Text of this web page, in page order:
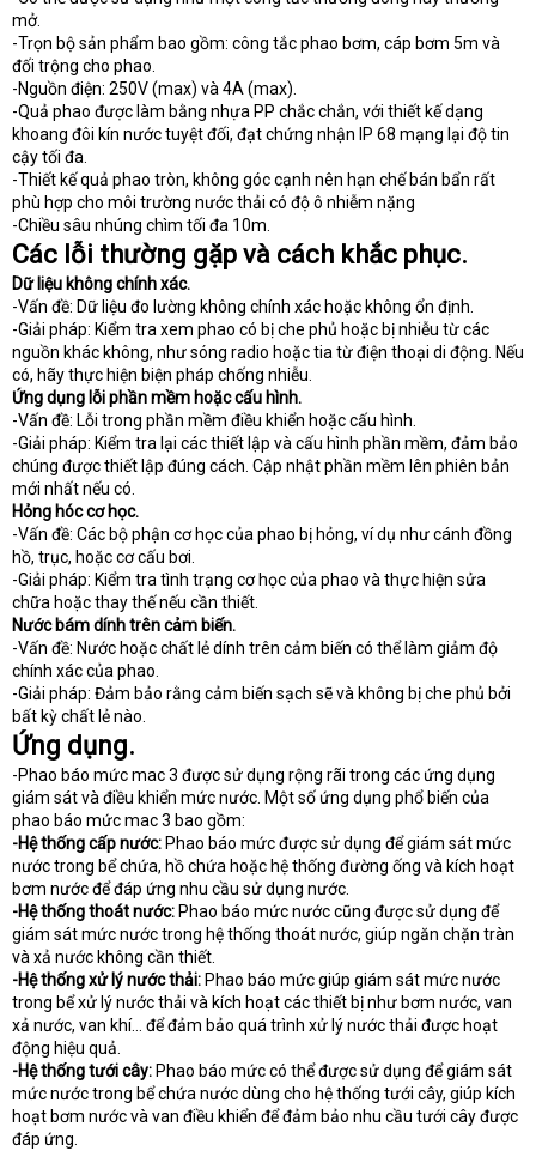
mở.
-Trọn bộ sản phẩm bao gồm: công tắc phao bơm, cáp bơm 5m và
đối trộng cho phao.
-Nguồn điện: 250V (max) và 4A (max).
-Quả phao được làm bằng nhựa PP chắc chắn, với thiết kế dạng
khoang đôi kín nước tuyệt đối, đạt chứng nhận IP 68 mạng lại độ tin
cậy tối đa.
-Thiết kế quả phao tròn, không góc cạnh nên hạn chế bán bẩn rất
phù hợp cho môi trường nước thải có độ ô nhiễm nặng
-Chiều sâu nhúng chìm tối đa 10m.
Các lỗi thường gặp và cách khắc phục.
Dữ liệu không chính xác.
-Vấn đề: Dữ liệu đo lường không chính xác hoặc không ổn định.
-Giải pháp: Kiểm tra xem phao có bị che phủ hoặc bị nhiễu từ các
nguồn khác không, như sóng radio hoặc tia từ điện thoại di động. Nếu
có, hãy thực hiện biện pháp chống nhiễu.
Ứng dụng lỗi phần mềm hoặc cấu hình.
-Vấn đề: Lỗi trong phần mềm điều khiển hoặc cấu hình.
-Giải pháp: Kiểm tra lại các thiết lập và cấu hình phần mềm, đảm bảo
chúng được thiết lập đúng cách. Cập nhật phần mềm lên phiên bản
mới nhất nếu có.
Hỏng hóc cơ học.
-Vấn đề: Các bộ phận cơ học của phao bị hỏng, ví dụ như cánh đồng
hồ, trục, hoặc cơ cấu bơi.
-Giải pháp: Kiểm tra tình trạng cơ học của phao và thực hiện sửa
chữa hoặc thay thế nếu cần thiết.
Nước bám dính trên cảm biến.
-Vấn đề: Nước hoặc chất lẻ dính trên cảm biến có thể làm giảm độ
chính xác của phao.
-Giải pháp: Đảm bảo rằng cảm biến sạch sẽ và không bị che phủ bởi
bất kỳ chất lẻ nào.
Ứng dụng.
-Phao báo mức mac 3 được sử dụng rộng rãi trong các ứng dụng
giám sát và điều khiển mức nước. Một số ứng dụng phổ biến của
phao báo mức mac 3 bao gồm:
-Hệ thống cấp nước: Phao báo mức được sử dụng để giám sát mức
nước trong bể chứa, hồ chứa hoặc hệ thống đường ống và kích hoạt
bơm nước để đáp ứng nhu cầu sử dụng nước.
-Hệ thống thoát nước: Phao báo mức nước cũng được sử dụng để
giám sát mức nước trong hệ thống thoát nước, giúp ngăn chặn tràn
và xả nước không cần thiết.
-Hệ thống xử lý nước thải: Phao báo mức giúp giám sát mức nước
trong bể xử lý nước thải và kích hoạt các thiết bị như bơm nước, van
xả nước, van khí… để đảm bảo quá trình xử lý nước thải được hoạt
động hiệu quả.
-Hệ thống tưới cây: Phao báo mức có thể được sử dụng để giám sát
mức nước trong bể chứa nước dùng cho hệ thống tưới cây, giúp kích
hoạt bơm nước và van điều khiển để đảm bảo nhu cầu tưới cây được
đáp ứng.